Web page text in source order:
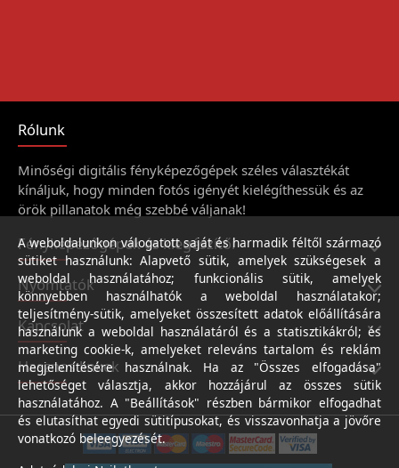
Rólunk
Minőségi digitális fényképezőgépek széles választékát
kínáljuk, hogy minden fotós igényét kielégíthessük és az
örök pillanatok még szebbé váljanak!
Fényképezőgépek és kiegészítői
Nyomtatók
Kapcsolat
Hasznos linkek
A weboldalunkon válogatott saját és harmadik féltől származó
sütiket használunk: Alapvető sütik, amelyek szükségesek a
weboldal használatához; funkcionális sütik, amelyek
könnyebben használhatók a weboldal használatakor;
teljesítmény-sütik, amelyeket összesített adatok előállítására
használunk a weboldal használatáról és a statisztikákról; és
marketing cookie-k, amelyeket releváns tartalom és reklám
megjelenítésére használnak. Ha az "Összes elfogadása"
lehetőséget választja, akkor hozzájárul az összes sütik
használatához. A "Beállítások" részben bármikor elfogadhat
és elutasíthat egyedi sütitípusokat, és visszavonhatja a jövőre
vonatkozó beleegyezését.